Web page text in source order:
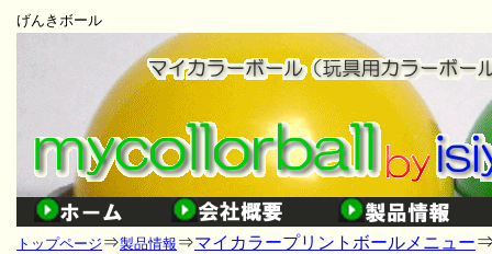
げんきボール
トップページ ⇒製品情報 ⇒マイカラープリントボールメニュー